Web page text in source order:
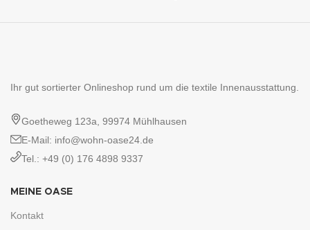
Ihr gut sortierter Onlineshop rund um die textile Innenausstattung.
Goetheweg 123a, 99974 Mühlhausen
E-Mail: info@wohn-oase24.de
Tel.: +49 (0) 176 4898 9337
MEINE OASE
Kontakt